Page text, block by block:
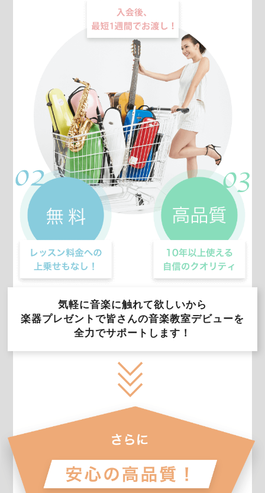
気軽に音楽に触れて欲しいから
楽器プレゼントで皆さんの音楽教室デビューを
全力でサポートします！